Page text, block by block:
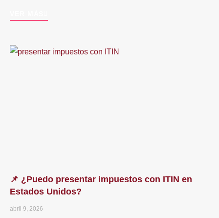
📌 ¿Puedo presentar impuestos con ITIN en
Estados Unidos?
abril 9, 2026